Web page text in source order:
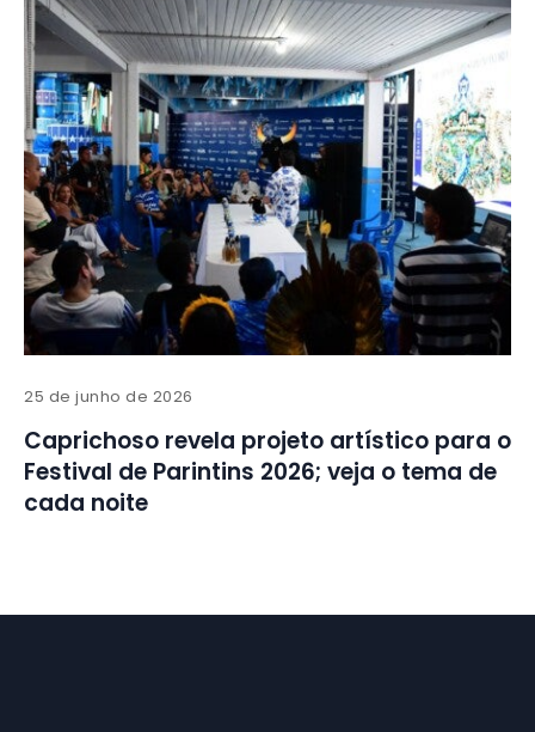
25 de junho de 2026
Caprichoso revela projeto artístico para o
Festival de Parintins 2026; veja o tema de
cada noite